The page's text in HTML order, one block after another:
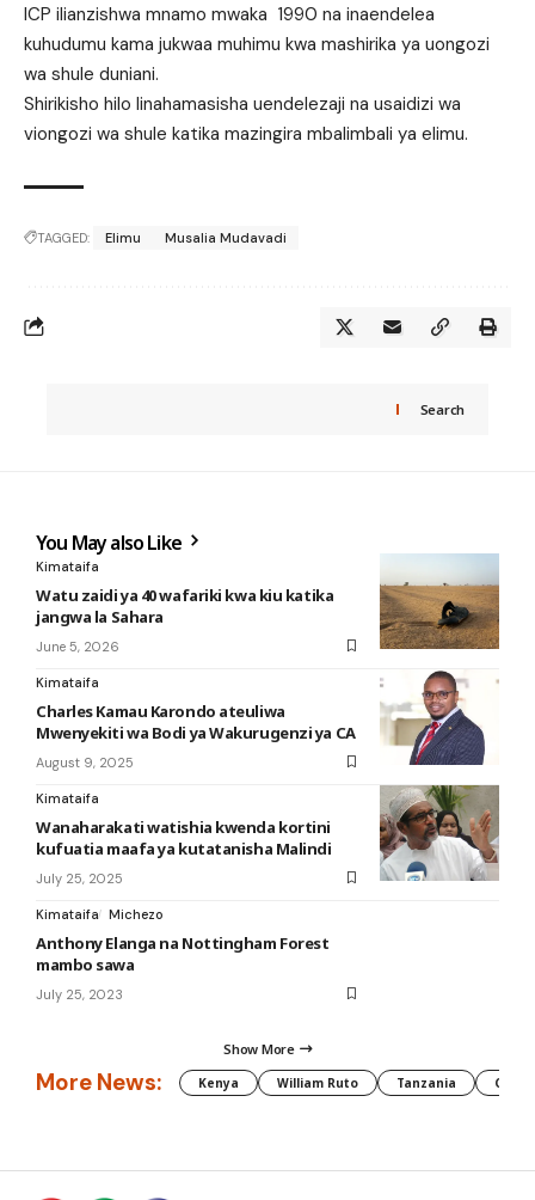
ICP ilianzishwa mnamo mwaka 1990 na inaendelea
kuhudumu kama jukwaa muhimu kwa mashirika ya uongozi
wa shule duniani.
Shirikisho hilo linahamasisha uendelezaji na usaidizi wa
viongozi wa shule katika mazingira mbalimbali ya elimu.
TAGGED: Elimu Musalia Mudavadi
Search
You May also Like
Kimataifa
Watu zaidi ya 40 wafariki kwa kiu katika
jangwa la Sahara
June 5, 2026
Kimataifa
Charles Kamau Karondo ateuliwa
Mwenyekiti wa Bodi ya Wakurugenzi ya CA
August 9, 2025
Kimataifa
Wanaharakati watishia kwenda kortini
kufuatia maafa ya kutatanisha Malindi
July 25, 2025
Kimataifa Michezo
Anthony Elanga na Nottingham Forest
mambo sawa
July 25, 2023
Show More
More News: Kenya William Ruto Tanzania CAF